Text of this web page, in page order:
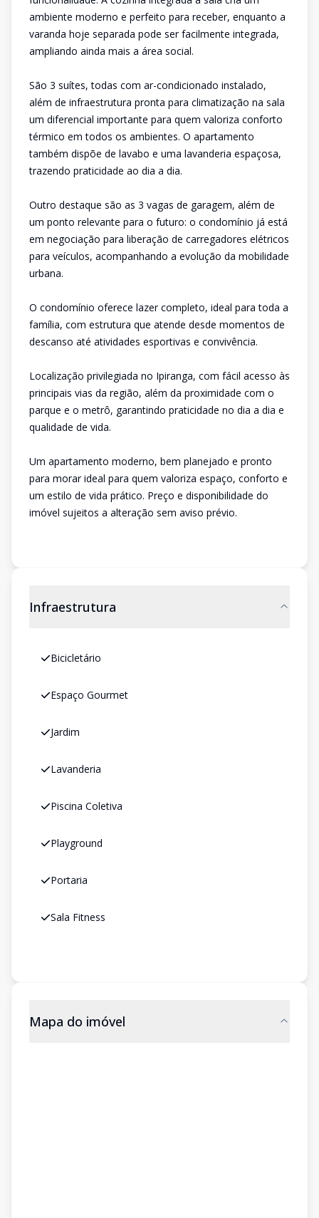
ambiente moderno e perfeito para receber, enquanto a
varanda hoje separada pode ser facilmente integrada,
ampliando ainda mais a área social.
São 3 suítes, todas com ar-condicionado instalado,
além de infraestrutura pronta para climatização na sala
um diferencial importante para quem valoriza conforto
térmico em todos os ambientes. O apartamento
também dispõe de lavabo e uma lavanderia espaçosa,
trazendo praticidade ao dia a dia.
Outro destaque são as 3 vagas de garagem, além de
um ponto relevante para o futuro: o condomínio já está
em negociação para liberação de carregadores elétricos
para veículos, acompanhando a evolução da mobilidade
urbana.
O condomínio oferece lazer completo, ideal para toda a
família, com estrutura que atende desde momentos de
descanso até atividades esportivas e convivência.
Localização privilegiada no Ipiranga, com fácil acesso às
principais vias da região, além da proximidade com o
parque e o metrô, garantindo praticidade no dia a dia e
qualidade de vida.
Um apartamento moderno, bem planejado e pronto
para morar ideal para quem valoriza espaço, conforto e
um estilo de vida prático. Preço e disponibilidade do
imóvel sujeitos a alteração sem aviso prévio.
Infraestrutura
Bicicletário
Espaço Gourmet
Jardim
Lavanderia
Piscina Coletiva
Playground
Portaria
Sala Fitness
Mapa do imóvel